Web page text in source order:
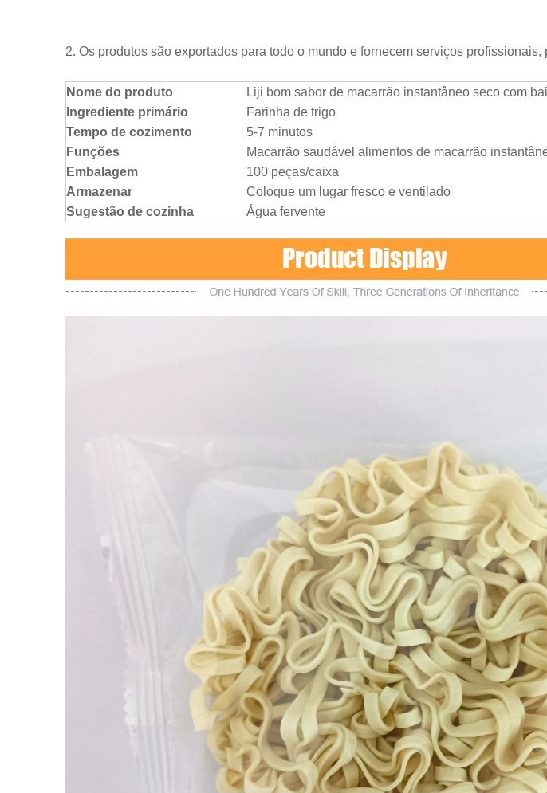
2. Os produtos são exportados para todo o mundo e fornecem serviços
Nome do produto
Liji bom sabor de macarrão instantâneo seco com
Ingrediente primário
Farinha de trigo
Tempo de cozimento
5-7 minutos
Funções
Macarrão saudável alimentos de macarrão
Embalagem
100 peças/caixa
Armazenar
Coloque um lugar fresco e ventilado
Sugestão de cozinha
Água fervente